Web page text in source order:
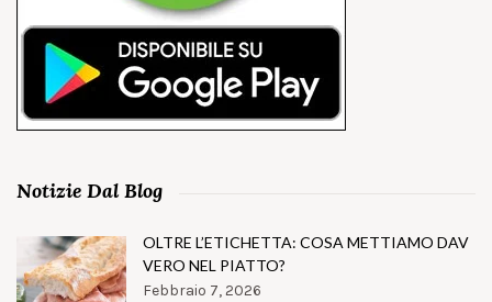
Notizie Dal Blog
OLTRE L’ETICHETTA: COSA METTIAMO DAV
VERO NEL PIATTO?
Febbraio 7, 2026